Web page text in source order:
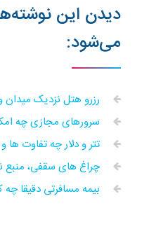
دیدن این
می‌شود:
رزرو هتل‌ نزدیک
سرورهای مجازی چه
تتر و دلار چه تفاوت ها
چراغ های سقفی، منبع
بیمه مسافرتی دقیقا